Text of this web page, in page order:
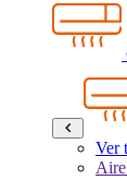
Ver